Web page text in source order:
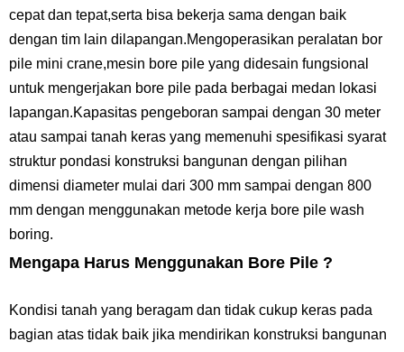
cepat dan tepat,serta bisa bekerja sama dengan baik
dengan tim lain dilapangan.Mengoperasikan peralatan bor
pile mini crane,mesin bore pile yang didesain fungsional
untuk mengerjakan bore pile pada berbagai medan lokasi
lapangan.Kapasitas pengeboran sampai dengan 30 meter
atau sampai tanah keras yang memenuhi spesifikasi syarat
struktur pondasi konstruksi bangunan dengan pilihan
dimensi diameter mulai dari 300 mm sampai dengan 800
mm dengan menggunakan metode kerja bore pile wash
boring.
Mengapa Harus Menggunakan Bore Pile ?
Kondisi tanah yang beragam dan tidak cukup keras pada
bagian atas tidak baik jika mendirikan konstruksi bangunan